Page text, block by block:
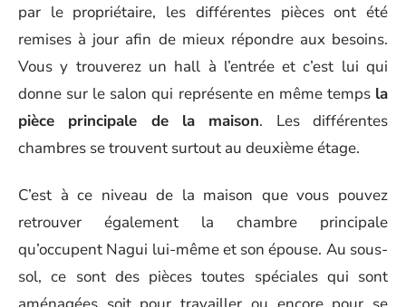
par le propriétaire, les différentes pièces ont été
remises à jour afin de mieux répondre aux besoins.
Vous y trouverez un hall à l’entrée et c’est lui qui
donne sur le salon qui représente en même temps la
pièce principale de la maison. Les différentes
chambres se trouvent surtout au deuxième étage.
C’est à ce niveau de la maison que vous pouvez
retrouver également la chambre principale
qu’occupent Nagui lui-même et son épouse. Au sous-
sol, ce sont des pièces toutes spéciales qui sont